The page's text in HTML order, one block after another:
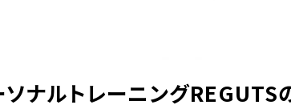
ナルトレーニングREGUTS